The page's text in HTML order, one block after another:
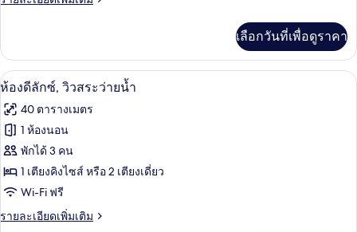
ซ์,
เมือง
เกี่ยว
กับ
ห้อง
ลัก
ซ์,
เมือง
เลือกวันที่เพื่อดูราคา
เปิด
ภาพถ่าย
ทั้งหมด
ของ
ห้อง
ดี
ลัก
ห้องดีลักซ์, วิวสระว่ายน้ำ | มินิบาร์, ตู้
11
ห้องดีลักซ์, วิวสระว่ายน้ำ
40 ตารางเมตร
1 ห้องนอน
พักได้ 3 คน
1 เตียงคิงไซส์ หรือ 2 เตียงเดี่ยว
Wi-Fi ฟรี
รายละเอียดเพิ่มเติม
ราย